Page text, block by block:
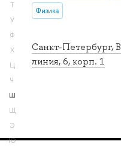
Т
У
Ф
Х
Ц
Ч
Ш
Щ
Э
Ю
Санкт-Петербург,
линия, 6, корп. 1
Физика